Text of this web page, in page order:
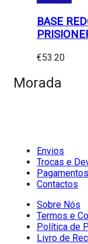
BASE
€53.20
Morada
Envios
Trocas e
Pagamentos
Contactos
Sobre Nós
Termos e
Política de
Livro de